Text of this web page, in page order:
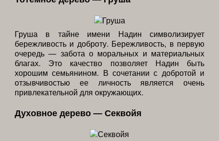
Груша в тайне имени Надин символизирует
бережливость и доброту. Бережливость, в первую
очередь — забота о моральных и материальных
благах. Это качество позволяет Надин быть
хорошим семьянином. В сочетании с добротой и
отзывчивостью ее личность является очень
привлекательной для окружающих.
Духовное дерево — Секвойя